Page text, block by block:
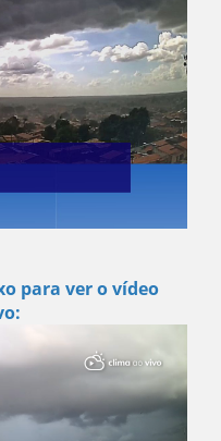
para ver o vídeo